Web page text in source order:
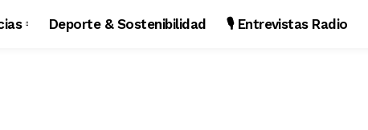
Deporte & Sostenibilidad 🎙️ Entrevistas Radio